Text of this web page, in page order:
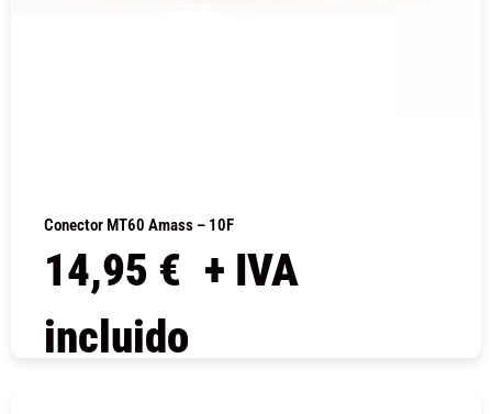
Conector MT60 Amass – 10F
14,95 € + IVA
incluido